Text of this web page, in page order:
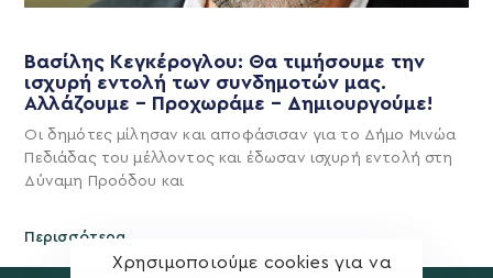
Βασίλης Κεγκέρογλου: Θα τιμήσουμε την
ισχυρή εντολή των συνδημοτών μας.
Αλλάζουμε – Προχωράμε – Δημιουργούμε!
Οι δημότες μίλησαν και αποφάσισαν για το Δήμο Μινώα
Πεδιάδας του μέλλοντος και έδωσαν ισχυρή εντολή στη
Δύναμη Προόδου και
Περισσότερα
Χρησιμοποιούμε cookies για να